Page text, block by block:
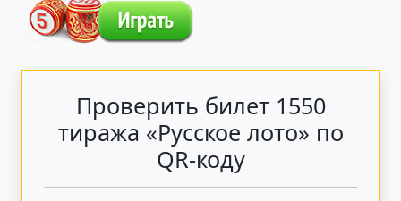
Проверить билет 1550
тиража «Русское лото» по
QR-коду